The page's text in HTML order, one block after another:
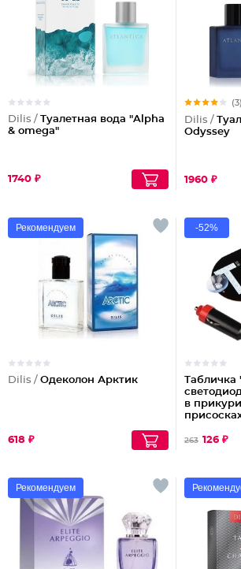
Dilis / Туалетная вода "Alpha
& omega"
1740 ₽
(3)
Dilis /
Odyssey
1960 ₽
Рекомендуем
Dilis / Одеколон Арктик
618 ₽
-52%
Табличка
в
263 126 ₽
Рекомендуем